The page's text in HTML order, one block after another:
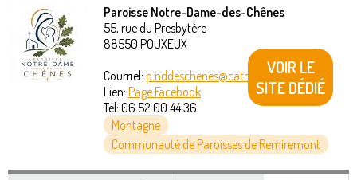
Vous
êtes
Paroisse Notre-Dame-des-Chênes
55, rue du Presbytère
88550 POUXEUX
Courriel: p.nddeschenes@catholique88.fr
Lien: Page Facebook
Tél: 06 52 00 44 36
Montagne
Communauté de Paroisses de Remiremont
VOIR LE
SITE DÉDIÉ